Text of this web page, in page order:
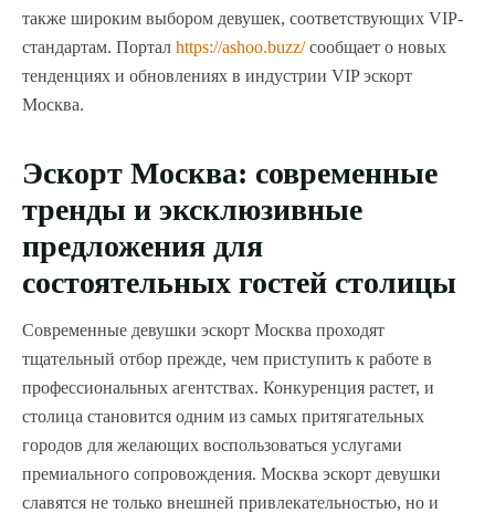
также широким выбором девушек, соответствующих VIP-
стандартам. Портал https://ashoo.buzz/сообщает о новых
тенденциях и обновлениях в индустрии VIP эскорт
Москва.
Эскорт Москва: современные
тренды и эксклюзивные
предложения для
состоятельных гостей столицы
Современные девушки эскорт Москва проходят
тщательный отбор прежде, чем приступить к работе в
профессиональных агентствах. Конкуренция растет, и
столица становится одним из самых притягательных
городов для желающих воспользоваться услугами
премиального сопровождения. Москва эскорт девушки
славятся не только внешней привлекательностью, но и